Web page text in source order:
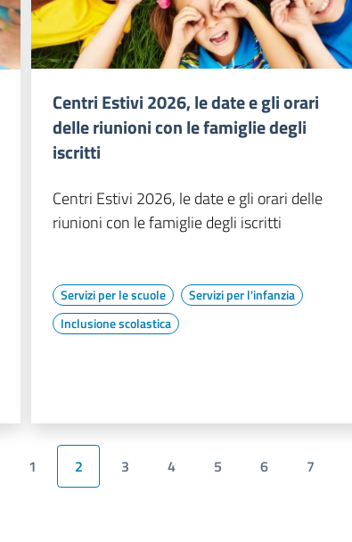
Centri Estivi 2026, le date e gli orari
delle riunioni con le famiglie degli
iscritti
Centri Estivi 2026, le date e gli orari delle
riunioni con le famiglie degli iscritti
Servizi per le scuole
Servizi per l'infanzia
Inclusione scolastica
1 2 3 4 5 6 7